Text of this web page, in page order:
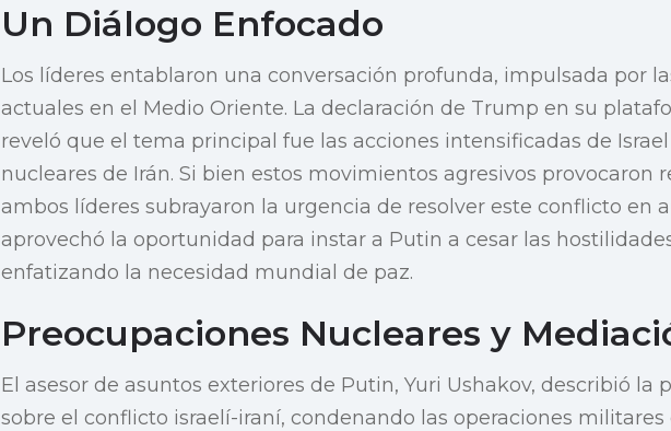
Un Diálogo Enfocado
Los líderes entablaron una conversación profunda, impulsada por
actuales en el Medio Oriente. La declaración de Trump en su
reveló que el tema principal fue las acciones intensificadas de
nucleares de Irán. Si bien estos movimientos agresivos provocaron
ambos líderes subrayaron la urgencia de resolver este conflicto en
aprovechó la oportunidad para instar a Putin a cesar las
enfatizando la necesidad mundial de paz.
Preocupaciones Nucleares y
El asesor de asuntos exteriores de Putin, Yuri Ushakov, describió la
sobre el conflicto israelí-iraní, condenando las operaciones militares